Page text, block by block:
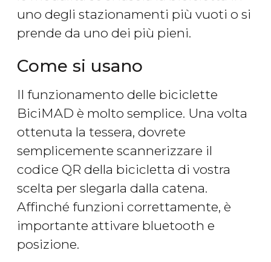
uno degli stazionamenti più vuoti o si
prende da uno dei più pieni.
Come si usano
Il funzionamento delle biciclette
BiciMAD è molto semplice. Una volta
ottenuta la tessera, dovrete
semplicemente scannerizzare il
codice QR della bicicletta di vostra
scelta per slegarla dalla catena.
Affinché funzioni correttamente, è
importante attivare bluetooth e
posizione.